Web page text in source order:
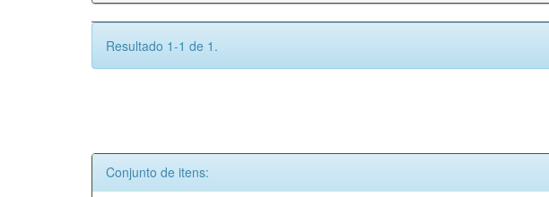
Resultado 1-1 de 1.
Conjunto de itens: